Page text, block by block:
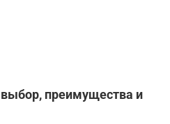
преимущества и